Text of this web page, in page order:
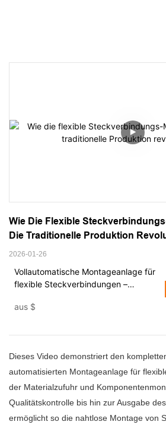
Wie Die Flexible
Die Traditionelle Produktion
2026-01-26
Vollautomatische Montageanlage für
flexible Steckverbindungen –
aus $
Dieses Video demonstriert den
automatisierten Montageanlage für
der Materialzufuhr und
Qualitätskontrolle bis hin zur Ausgabe
ermöglicht so die nahtlose Montage von